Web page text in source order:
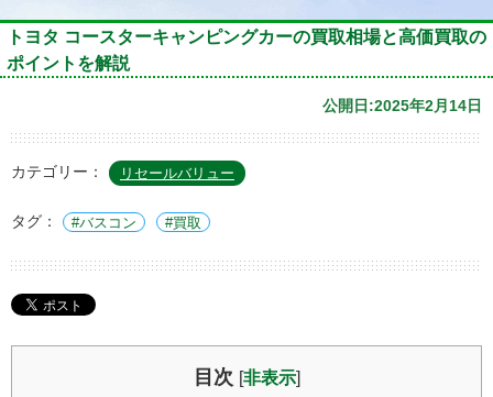
トヨタ コースターキャンピングカーの買取相場と高価買取の
ポイントを解説
公開日:2025年2月14日
カテゴリー： リセールバリュー
タグ： バスコン 買取
目次 [非表示]